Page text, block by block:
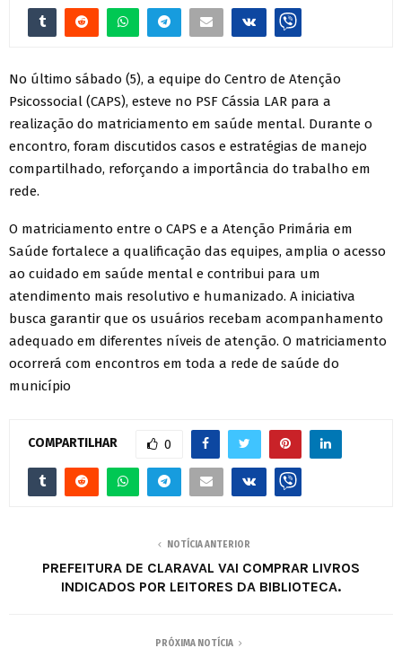
No último sábado (5), a equipe do Centro de Atenção
Psicossocial (CAPS), esteve no PSF Cássia LAR para a
realização do matriciamento em saúde mental. Durante o
encontro, foram discutidos casos e estratégias de manejo
compartilhado, reforçando a importância do trabalho em
rede.
O matriciamento entre o CAPS e a Atenção Primária em
Saúde fortalece a qualificação das equipes, amplia o acesso
ao cuidado em saúde mental e contribui para um
atendimento mais resolutivo e humanizado. A iniciativa
busca garantir que os usuários recebam acompanhamento
adequado em diferentes níveis de atenção. O matriciamento
ocorrerá com encontros em toda a rede de saúde do
município
COMPARTILHAR 0
NOTÍCIA ANTERIOR
PREFEITURA DE CLARAVAL VAI COMPRAR LIVROS
INDICADOS POR LEITORES DA BIBLIOTECA.
PRÓXIMA NOTÍCIA